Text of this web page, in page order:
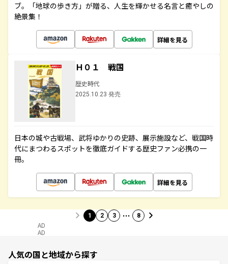
ブ。「地球の歩き方」が贈る、人生を輝かせる名言と癒やしの
絶景集！
詳細を見る
Ｈ０１ 戦国
歴史時代
2025.10.23 発売
日本の城や古戦場、武将ゆかりの史跡、展示施設など、戦国時
代にまつわるスポットを徹底ガイドする歴史ファン必携の一
冊。
詳細を見る
1 2 3 … 8
AD
AD
人気の国と地域から探す